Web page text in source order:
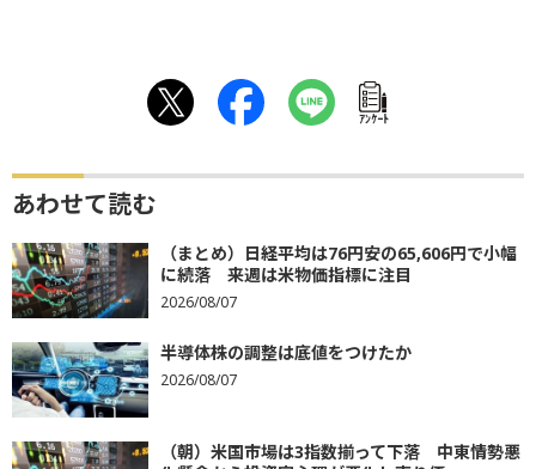
ｱﾝｹｰﾄ
あわせて読む
（まとめ）日経平均は76円安の65,606円で小幅
に続落 来週は米物価指標に注目
2026/08/07
半導体株の調整は底値をつけたか
2026/08/07
（朝）米国市場は3指数揃って下落 中東情勢悪